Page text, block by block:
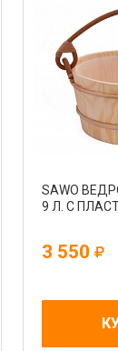
SAWO
9 Л. С
3 550